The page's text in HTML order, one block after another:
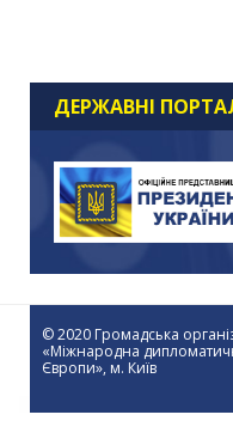
ДЕРЖАВНІ
© 2020 Громадська
«Міжнародна
Європи», м. Київ